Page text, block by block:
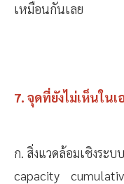
เหมือนกันเลย
7. จุดที่ยังไม่เห็นใน
ก. สิ่งแวดล้อมเชิงระ
capacity